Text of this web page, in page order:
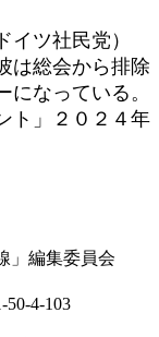
イツ社民党）
は総会から排除
なっている。
ト」２０２４年
」編集委員会
50-4-103